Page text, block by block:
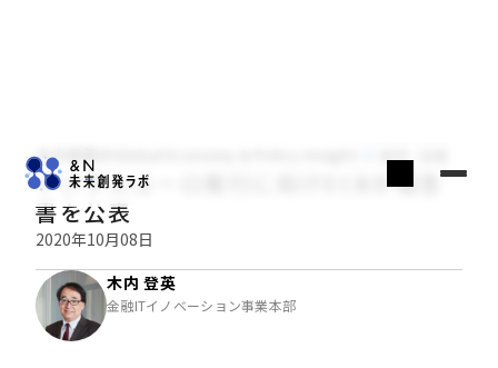
木内登英のGlobal Economy & Policy Insight
デジタルユーロ発行に向けECBが報告
書を公表
2020年10月08日
木内 登英
金融ITイノベーション事業本部